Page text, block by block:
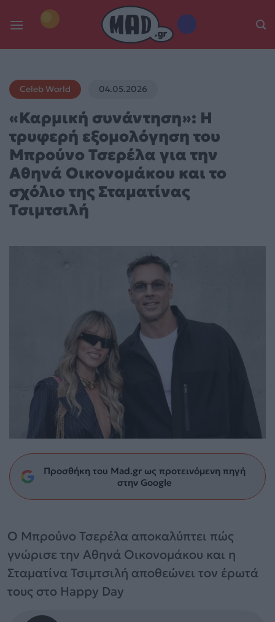
Celeb World 04.05.2026
«Καρμική συνάντηση»: Η
τρυφερή εξομολόγηση του
Μπρούνο Τσερέλα για την
Αθηνά Οικονομάκου και το
σχόλιο της Σταματίνας
Τσιμτσιλή
Προσθήκη του Mad.gr ως προτεινόμενη πηγή
στην Google
Ο Μπρούνο Τσερέλα αποκαλύπτει πώς
γνώρισε την Αθηνά Οικονομάκου και η
Σταματίνα Τσιμτσιλή αποθεώνει τον έρωτά
τους στο Happy Day